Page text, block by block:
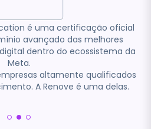
é uma certificação oficial
avançado das melhores
dentro do ecossistema da
Meta.
altamente qualificados
A Renove é uma delas.